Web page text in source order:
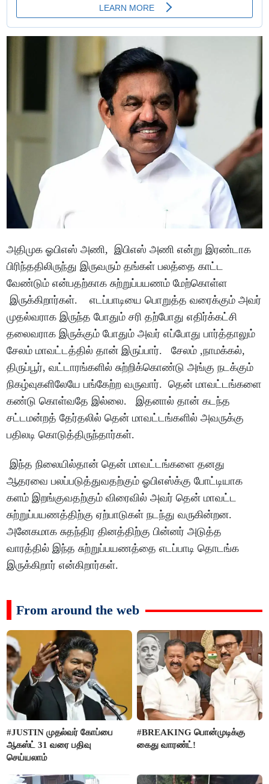
அதிமுக ஓபிஎஸ் அணி, இபிஎஸ் அணி என்று இரண்டாக
பிரிந்ததிலிருந்து இருவரும் தங்கள் பலத்தை காட்ட
வேண்டும் என்பதற்காக சுற்றுப்பயணம் மேற்கொள்ள
இருக்கிறார்கள். எடப்பாடியை பொறுத்த வரைக்கும் அவர்
முதல்வராக இருந்த போதும் சரி தற்போது எதிர்க்கட்சி
தலைவராக இருக்கும் போதும் அவர் எப்போது பார்த்தாலும்
சேலம் மாவட்டத்தில் தான் இருப்பார். சேலம் ,நாமக்கல்,
திருப்பூர், வட்டாரங்களில் சுற்றிக்கொண்டு அங்கு நடக்கும்
நிகழ்வுகளிலேயே பங்கேற்ற வருவார். தென் மாவட்டங்களை
கண்டு கொள்வதே இல்லை. இதனால் தான் கடந்த
சட்டமன்றத் தேர்தலில் தென் மாவட்டங்களில் அவருக்கு
பதிலடி கொடுத்திருந்தார்கள்.
இந்த நிலையில்தான் தென் மாவட்டங்களை தனது
ஆதரவை பலப்படுத்துவதற்கும் ஓபிஎஸ்க்கு போட்டியாக
களம் இறங்குவதற்கும் விரைவில் அவர் தென் மாவட்ட
சுற்றுப்பயணத்திற்கு ஏற்பாடுகள் நடந்து வருகின்றன.
அனேகமாக சுதந்திர தினத்திற்கு பின்னர் அடுத்த
வாரத்தில் இந்த சுற்றுப்பயணத்தை எடப்பாடி தொடங்க
இருக்கிறார் என்கிறார்கள்.
From around the web
#JUSTIN முதல்வர் கோப்பை
ஆகஸ்ட் 31 வரை பதிவு
செய்யலாம்
#BREAKING பொன்முடிக்கு
கைது வாரண்ட்!